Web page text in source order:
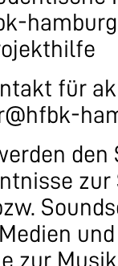
für
zur